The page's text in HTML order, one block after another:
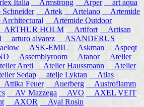
Italia Armstrong Arper
art aqua
Artek Artelano
Artemide
Artemide Outdoor
ARTHUR HOLM Artifort
Artisan
arturo alvarez
ASANDERUS
ASK-EMIL Askman
Aspeqt
Assemblyroom Atanor
Atelier
Areti Atelier Haussmann
Atelier
Sedap atelje Lyktan
Atlas
Attika Feuer Auerberg
Austroflamm
AV Mazzega AVO
AXEL VEIT
AXOR Ayal Rosin